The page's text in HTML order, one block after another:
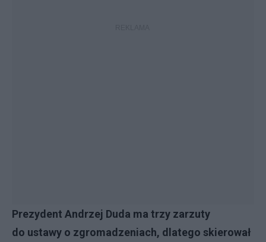
Prezydent Andrzej Duda ma trzy zarzuty
do ustawy o zgromadzeniach, dlatego skierował